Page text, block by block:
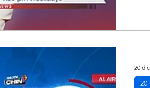
20
20